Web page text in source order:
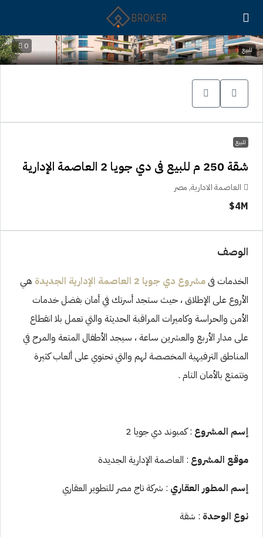
0 للبيع
للبيع
شقة 250 م للبيع فى دي جويا 2 العاصمة الإدارية
العاصمة الادارية, مصر
4M$
الوصف
الخدمات فىمشروع دي جويا 2 العاصمة الإدارية الجديدة
هي
الأروع على الإطلاق ، حيث ستجد أسرتك في أمان بفضل خدمات
الأمن والحراسة وكاميرات المراقبة الحديثة والتي تعمل بلا انقطاع
على مدار الأربع والعشرين ساعة ، سيجد الأطفال المتعة والمرح في
المناطق الترفيهية المخصصة لهم والتي تحتوي على ألعاب كثيرة
وتتمتع بالأمان التام .
إسم المشروع : كمبوند دي جويا 2
موقع المشروع : العاصمة الإدارية الجديدة
إسم المطور العقاري : شركة تاج مصر للتطوير العقاري
نوع الوحدة : شقة